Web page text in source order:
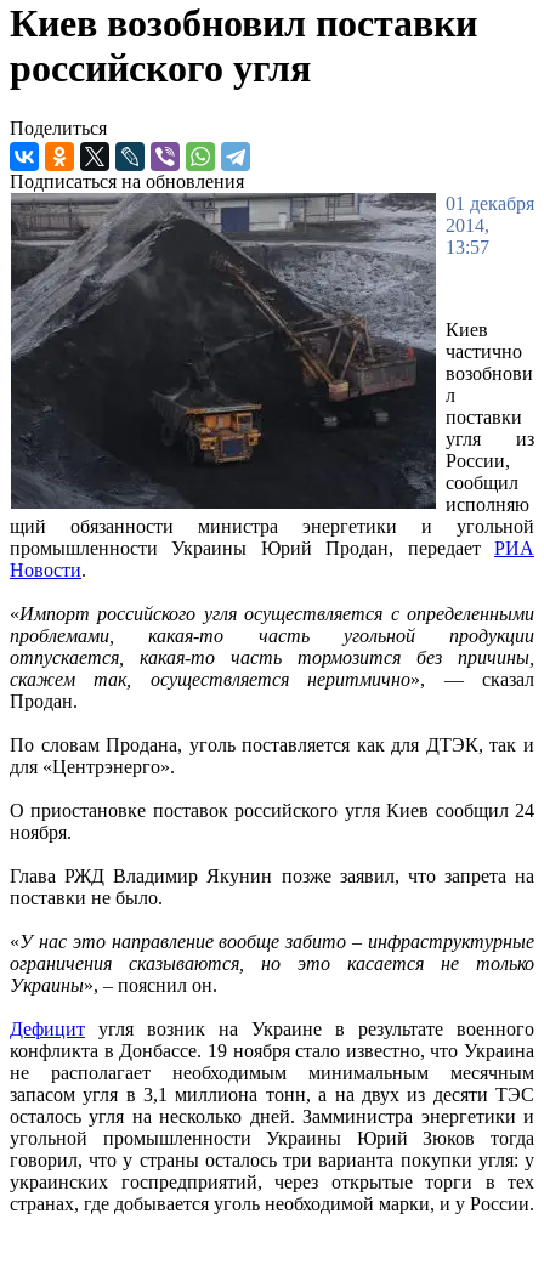
Киев возобновил поставки
российского угля
Поделиться
Подписаться на обновления
01 декабря
2014,
13:57
Киев
частично
возобнови
л
поставки
угля из
России,
сообщил
исполняю
щий обязанности министра энергетики и угольной
промышленности Украины Юрий Продан, передает РИА
Новости.
«Импорт российского угля осуществляется с определенными
проблемами, какая-то часть угольной продукции
отпускается, какая-то часть тормозится без причины,
скажем так, осуществляется неритмично», — сказал
Продан.
По словам Продана, уголь поставляется как для ДТЭК, так и
для «Центрэнерго».
О приостановке поставок российского угля Киев сообщил 24
ноября.
Глава РЖД Владимир Якунин позже заявил, что запрета на
поставки не было.
«У нас это направление вообще забито – инфраструктурные
ограничения сказываются, но это касается не только
Украины», – пояснил он.
Дефицит угля возник на Украине в результате военного
конфликта в Донбассе. 19 ноября стало известно, что Украина
не располагает необходимым минимальным месячным
запасом угля в 3,1 миллиона тонн, а на двух из десяти ТЭС
осталось угля на несколько дней. Замминистра энергетики и
угольной промышленности Украины Юрий Зюков тогда
говорил, что у страны осталось три варианта покупки угля: у
украинских госпредприятий, через открытые торги в тех
странах, где добывается уголь необходимой марки, и у России.